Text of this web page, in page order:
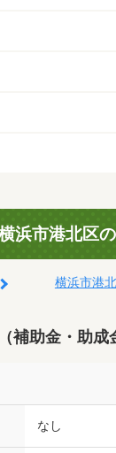
浜市港北区
横浜市港
補助金・助成
なし